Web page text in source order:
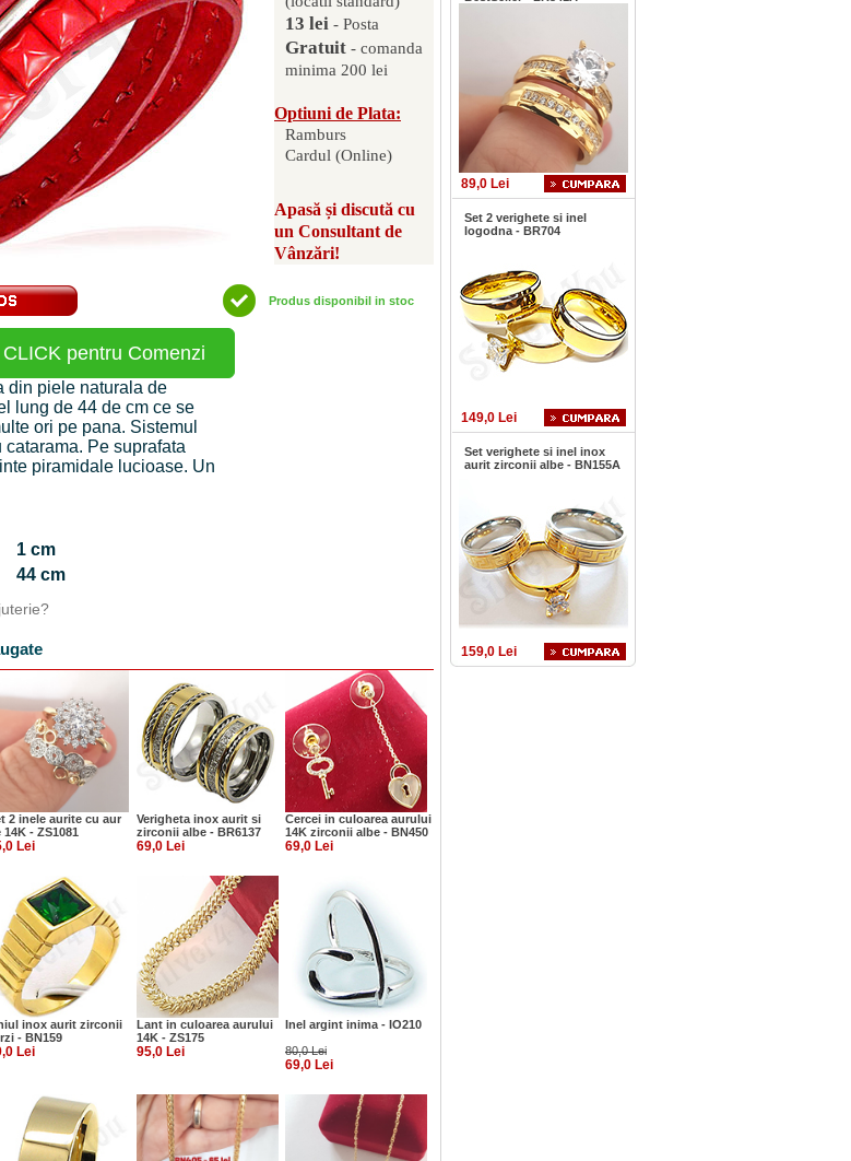
13 lei - Posta
Gratuit - comanda
minima 200 lei
Optiuni de Plata:
Ramburs
Cardul (Online)
Apasă și discută cu
un Consultant de
Vânzări!
Produs disponibil in stoc
pentru Comenzi
din piele naturala de
lung de 44 de cm ce se
ori pe pana. Sistemul
Pe suprafata
piramidale lucioase. Un
1 cm
44 cm
2 inele aurite cu aur
14K - ZS1081
Verigheta inox aurit si
zirconii albe - BR6137
Cercei in culoarea aurului
14K zirconii albe - BN450
Lei 69,0 Lei 69,0 Lei
inox aurit zirconii
- BN159
Lant in culoarea aurului
14K - ZS175
Inel argint inima - IO210
Lei 95,0 Lei 80,0 Lei
69,0 Lei
89,0 Lei
Set 2 verighete si inel
logodna - BR704
149,0 Lei
Set verighete si inel inox
aurit zirconii albe - BN155A
159,0 Lei